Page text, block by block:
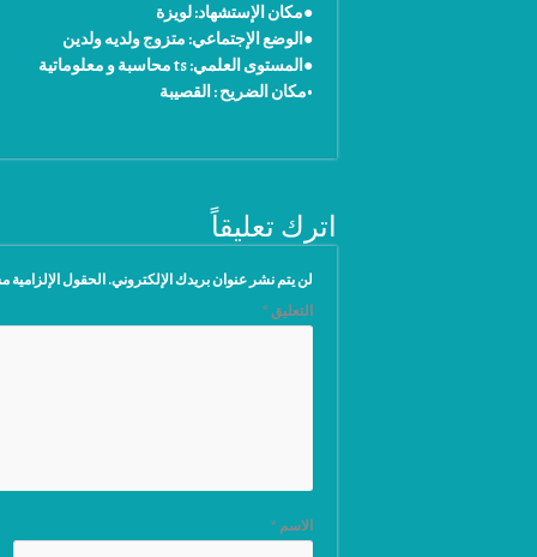
●مكان الإستشهاد: ‫لويزة
●الوضع الإجتماعي: متزوج ولديه ولدين
●المستوى العلمي: ts محاسبة و معلوماتية
•مكان الضريح : القصيبة
اترك تعليقاً
لن يتم نشر عنوان بريدك الإلكتروني.الحقول الإلزامية
التعليق*
الاسم*